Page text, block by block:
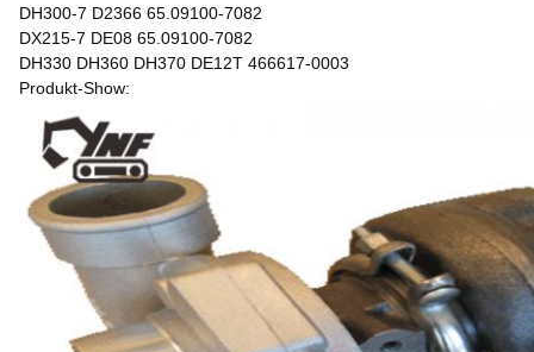
DH300-7 D2366 65.09100-7082
DX215-7 DE08 65.09100-7082
DH330 DH360 DH370 DE12T 466617-0003
Produkt-Show: